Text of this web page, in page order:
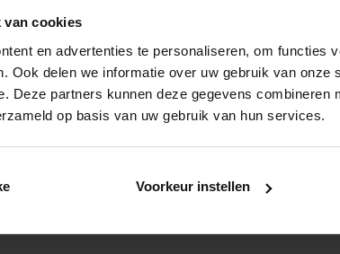
van cookies
en advertenties te personaliseren, om functies
Ook delen we informatie over uw gebruik van onze
Deze partners kunnen deze gegevens combineren
op basis van uw gebruik van hun services.
Voorkeur instellen